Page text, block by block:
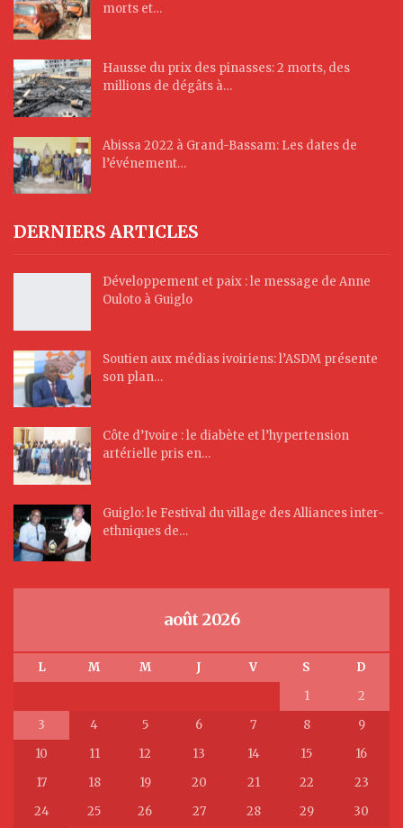
morts et…
Hausse du prix des pinasses: 2 morts, des
millions de dégâts à…
Abissa 2022 à Grand-Bassam: Les dates de
l’événement…
DERNIERS ARTICLES
Développement et paix : le message de Anne
Ouloto à Guiglo
Soutien aux médias ivoiriens: l’ASDM présente
son plan…
Côte d’Ivoire : le diabète et l’hypertension
artérielle pris en…
Guiglo: le Festival du village des Alliances inter-
ethniques de…
août 2026
L M M J V S
D
1
2
3
4 5 6 7 8
9
10
11 12 13 14 15
16
17
18 19 20 21 22
23
24
25 26 27 28 29 30